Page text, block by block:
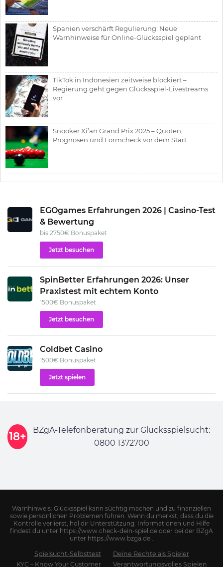
Spanien verschärft Regulierung: Neue
Warnhinweise für Online-Glücksspiel geplant
TikTok in Indonesien zeitweise blockiert –
Regierung geht gegen Glücksspiel-Livestreams
vor
Snooker Xi’an Grand Prix 2025 – Quoten,
Prognosen und Formcheck vor dem Start
EGOgames Erfahrungen 2026 | Casino-Test
& Bewertung
bis 2750€ Bonuspaket
Jetzt besuchen
SpinBetter Erfahrungen 2026: Unser
Praxistest mit echtem Konto
1500€ Bonuspaket
Jetzt besuchen
Coldbet Casino
1500€ Bonuspaket
Jetzt spielen
18+
BZgA-Telefonberatung zur Glücksspielsucht:
0800 1372700
Warnhinweis: Glücksspiel kann süchtig machen und zu finanziellen
sowie persönlichen Problemen führen. Wenn du merkst, dass du die
Kontrolle verlierst, hol dir Unterstützung: Informationen und Hilfe
findest du unter https://www.check-dein-spiel.de oder bei der BZgA
unter https://www.bzga.de .
Spielsucht-Selbsttest
Deine Rechte als Spieler
KYC – Know Your Customer
Verantwortungsvolles Spielen